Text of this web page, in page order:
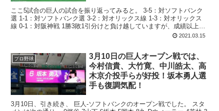
ここ5試合の巨人の試合を振り返ってみると。 3-5：対ソフトバンク
選 1-1：対ソフトバンク選 3-2：対オリックス線 1-3：対オリックス
線 0-1：対阪神戦 1勝3敗1引分けと負け越していますが、成績以上に
2021.03.15
プロ野球
3月10日の巨人オープン戦では、
今村信貴、大竹寛、中川皓太、高
木京介投手らが好投！坂本勇人選
手も復調気配！
3月10日、引き続き、 巨人‐ソフトバンクのオープン戦でした。 スタ